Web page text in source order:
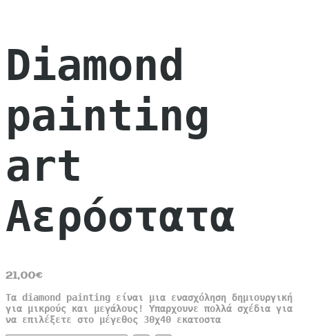
Diamond
painting
art
Αερόστατα
21,00€
Τα diamond painting είναι μια ενασχόληση δημιουργική
για μικρούς και μεγάλους! Υπαρχουνε πολλά σχέδια για
να επιλέξετε στο μέγεθος 30χ40 εκατοστα